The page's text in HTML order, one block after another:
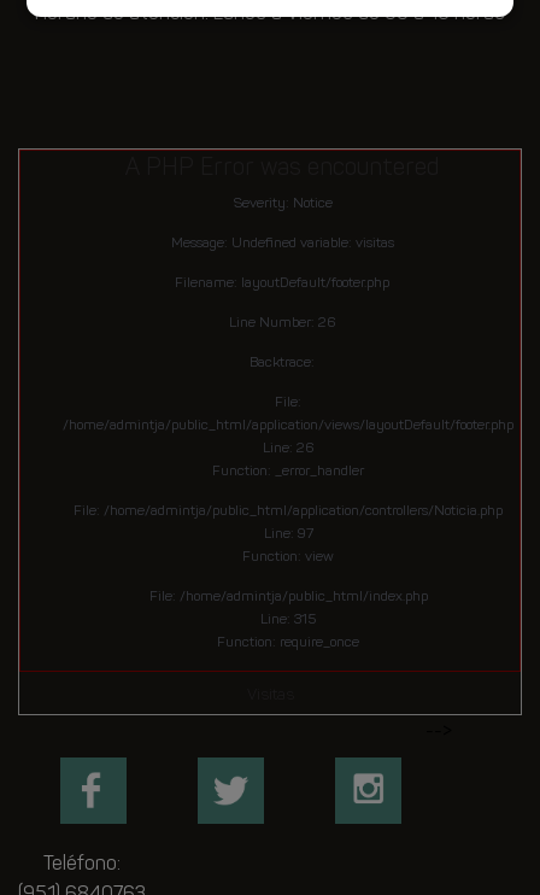
Horario de atención: Lunes a Viernes de 09 a 16 horas
Severity: Notice
Message: Undefined variable: visitas
Filename: layoutDefault/footer.php
Line Number: 26
Backtrace:
File:
/home/admintja/public_html/application/views/layoutDefault/footer.php
Line: 26
Function: _error_handler
File: /home/admintja/public_html/application/controllers/Noticia.php
Line: 97
Function: view
File: /home/admintja/public_html/index.php
Line: 315
Function: require_once
Teléfono: